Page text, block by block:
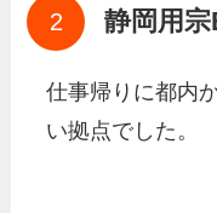
静岡用
仕事帰りに都内
い拠点でした。